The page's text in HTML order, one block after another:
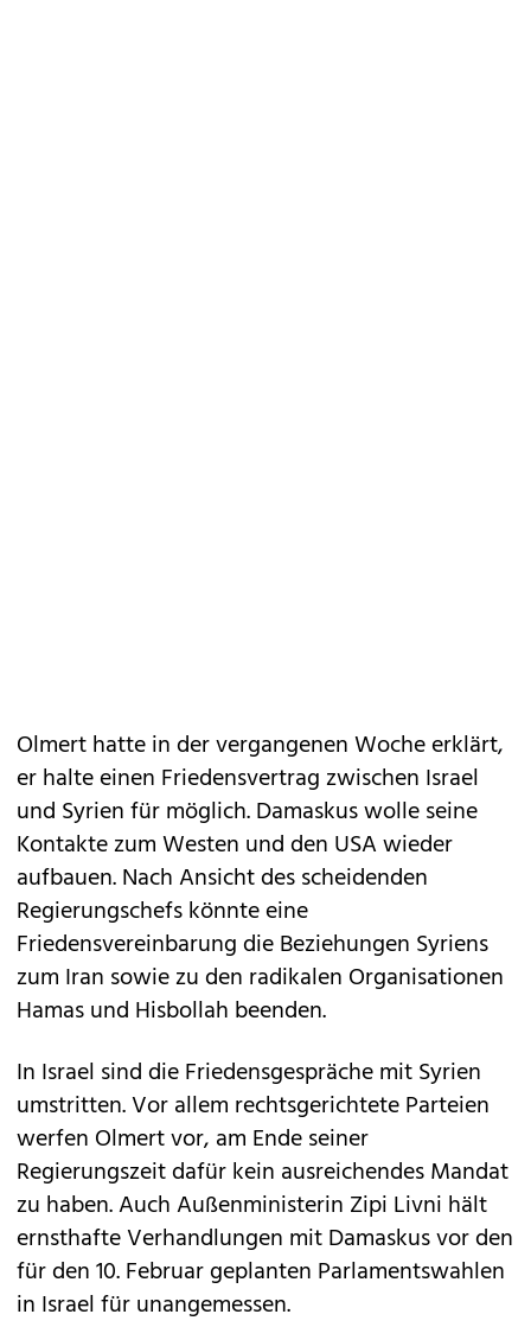
Olmert hatte in der vergangenen Woche erklärt,
er halte einen Friedensvertrag zwischen Israel
und Syrien für möglich. Damaskus wolle seine
Kontakte zum Westen und den USA wieder
aufbauen. Nach Ansicht des scheidenden
Regierungschefs könnte eine
Friedensvereinbarung die Beziehungen Syriens
zum Iran sowie zu den radikalen Organisationen
Hamas und Hisbollah beenden.
In Israel sind die Friedensgespräche mit Syrien
umstritten. Vor allem rechtsgerichtete Parteien
werfen Olmert vor, am Ende seiner
Regierungszeit dafür kein ausreichendes Mandat
zu haben. Auch Außenministerin Zipi Livni hält
ernsthafte Verhandlungen mit Damaskus vor den
für den 10. Februar geplanten Parlamentswahlen
in Israel für unangemessen.